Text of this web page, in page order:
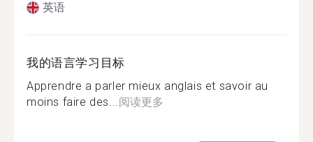
英语
我的语言学习目标
Apprendre a parler mieux anglais et savoir au
moins faire des...阅读更多